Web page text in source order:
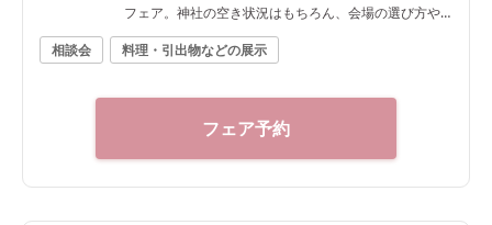
フェア。神社の空き状況はもちろん、会場の選び方や
予算など、ご希望に合わせた“和”の結婚式をご提案いた
します。神社結婚式のプロに何でもご相談下さい！ ◆
0～20：00（火曜定休） 【アクセス】 JR線「飯田橋
駅」西口徒歩3分／東京メトロ東西線・有楽町線・南北
相談会 料理・引出物などの展示
フェア予約